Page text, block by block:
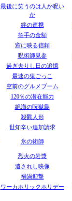
最後に笑うのは人か呪い
か
絆の連携
拍手の金額
窓に映る信頼
呪術師見参
過ぎ去りし日の追憶
最速の鬼ごっこ
空前のグルメブーム
120％の潜在能力
絶海の呪獄島
殺戮人形
世知辛い追加請求
氷の術師
烈火の岩漿
遺されし映像
禍渦迎撃
ワーカホリックホリデー